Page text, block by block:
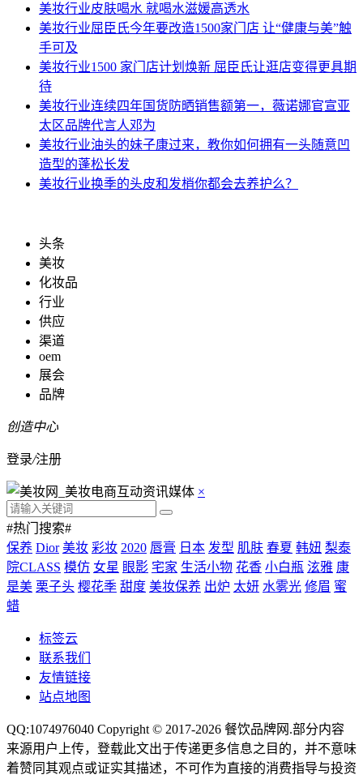
美妆行业皮肤喝水 就喝水滋媛高透水
美妆行业屈臣氏今年要改造1500家门店 让“健康与美”触
手可及
美妆行业1500 家门店计划焕新 屈臣氏让逛店变得更具期
待
美妆行业连续四年国货防晒销售额第一，薇诺娜官宣亚
太区品牌代言人邓为
美妆行业油头的妹子康过来，教你如何拥有一头随意凹
造型的蓬松长发
美妆行业换季的头皮和发梢你都会去养护么？
头条
美妆
化妆品
行业
供应
渠道
oem
展会
品牌
创造中心
登录/注册
×
#热门搜索#
保养 Dior 美妆 彩妆 2020 唇膏 日本 发型 肌肤 春夏 韩妞 梨泰
院CLASS 模仿 女星 眼影 宅家 生活小物 花香 小白瓶 泫雅 康
是美 栗子头 樱花季 甜度 美妆保养 出炉 太妍 水雾光 修眉 蜜
蜡
标签云
联系我们
友情链接
站点地图
QQ:1074976040 Copyright © 2017-2026 餐饮品牌网 .部分内容
来源用户上传，登载此文出于传递更多信息之目的，并不意味
着赞同其观点或证实其描述，不可作为直接的消费指导与投资